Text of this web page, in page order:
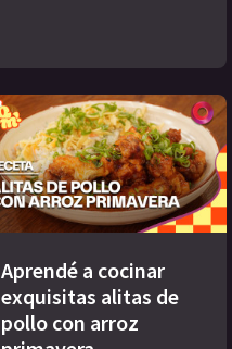
Aprendé a cocinar
exquisitas alitas de
pollo con arroz